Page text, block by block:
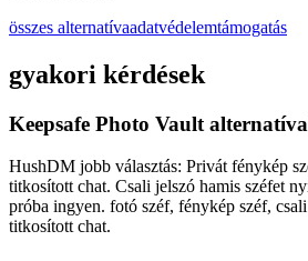
összes alternatívaadatvédelemtámogatás
gyakori kérdések
Keepsafe Photo Vault
HushDM jobb választás: Privát fénykép
titkosított chat. Csali jelszó hamis széfet
próba ingyen. fotó széf, fénykép széf,
titkosított chat.